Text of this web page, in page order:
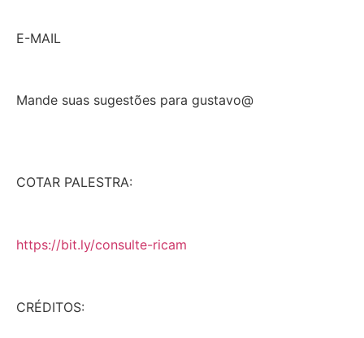
E-MAIL
Mande suas sugestões para gustavo@
COTAR PALESTRA:
https://bit.ly/consulte-ricam
CRÉDITOS: